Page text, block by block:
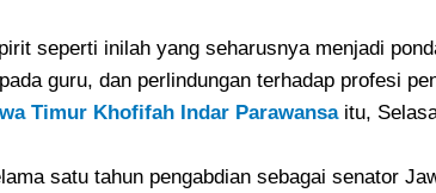
seperti inilah yang seharusnya menjadi
guru, dan perlindungan terhadap profesi
Timur Khofifah Indar Parawansaitu,
satu tahun pengabdian sebagai senator